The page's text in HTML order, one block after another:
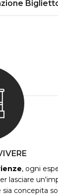
, ogni
lasciare
sia concepita